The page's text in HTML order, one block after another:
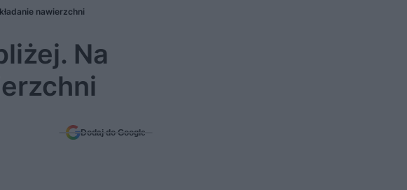
nawierzchni
Na
Dodaj do Google